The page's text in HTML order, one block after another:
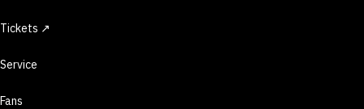
Tickets ↗
Service
Fans